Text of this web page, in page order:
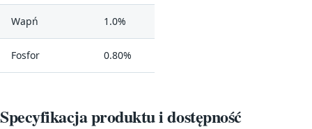
Wapń 1.0%
Fosfor 0.80%
Specyfikacja produktu i dostępność